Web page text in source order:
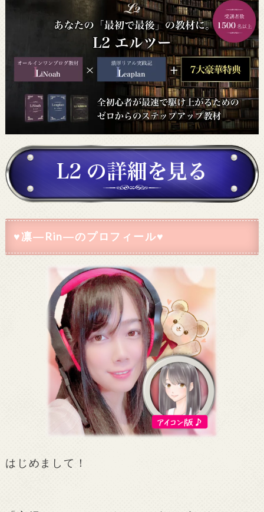
♥凛―Rin―のプロフィール♥
はじめまして！